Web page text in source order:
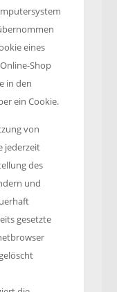
eines
Shop
in den
ein Cookie.
von
jederzeit
des
und
gesetzte